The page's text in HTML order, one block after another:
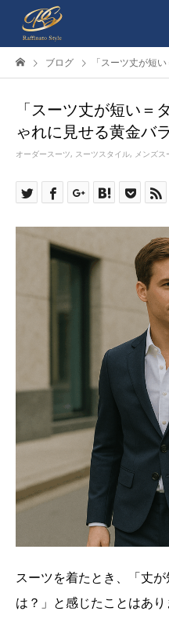
ブログ 「スーツ丈が短い＝ダ
「スーツ丈が短い＝
ゃれに見せる黄金バ
オーダースーツ, スーツスタイル, メンズス
スーツを着たとき、「丈
は？」と感じたことはあり